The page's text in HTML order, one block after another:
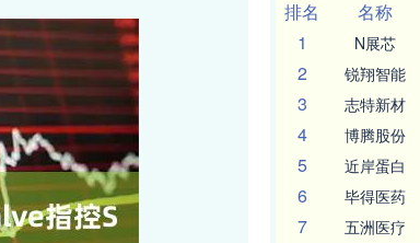
排名
名称
1
N展芯
2 锐翔智能
3 志特新材
4 博腾股份
5 近岸蛋白
6 毕得医药
7 五洲医疗